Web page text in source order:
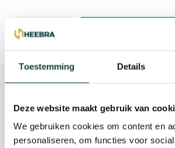
Toestemming Details
Deze website maakt gebruik van
We gebruiken cookies om content en
personaliseren, om functies voor
Toevoegen
Reviews
Specificaties